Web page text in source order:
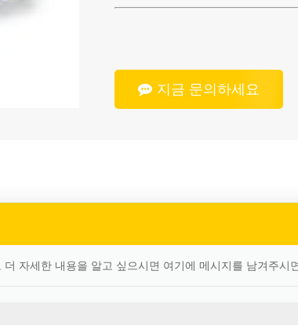
지금 문의하세요
자세한 내용을 알고 싶으시면 여기에 메시지를 남겨주시